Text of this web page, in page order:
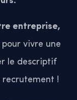
entreprise,
pour vivre une
le descriptif
recrutement !